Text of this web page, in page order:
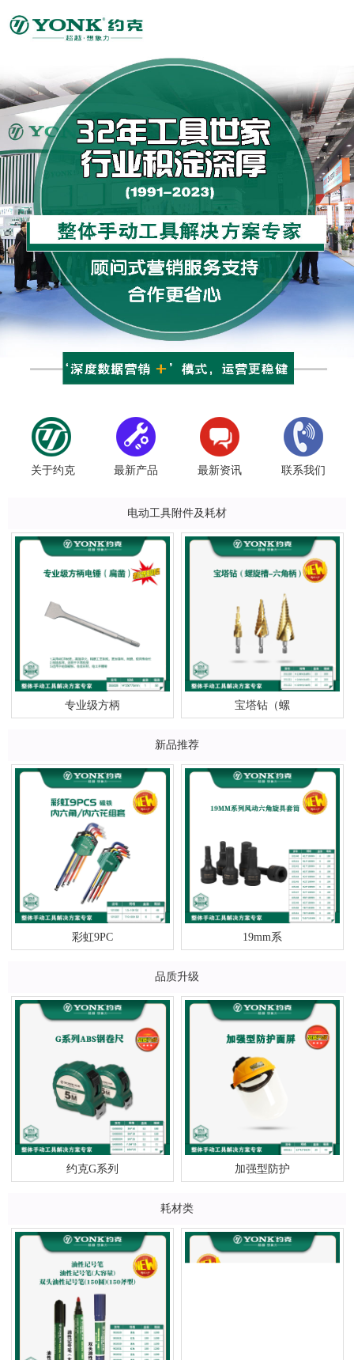
关于约克 最新产品 最新资讯 联系我们
电动工具附件及耗材
专业级方柄 宝塔钻（螺
新品推荐
彩虹9PC 19mm系
品质升级
约克G系列 加强型防护
耗材类